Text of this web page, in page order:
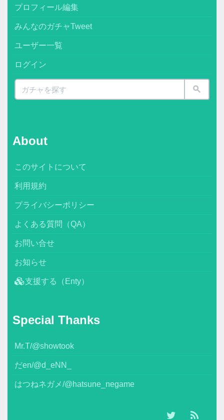
プロフィール編集
みんなのガチャTweet
ユーザー一覧
ログイン
About
このサイトについて
利用規約
プライバシーポリシー
よくある質問（QA）
お問い合せ
お知らせ
支援する（Enty）
Special Thanks
Mr.T/@showtook
だen/@d_eNN_
はつねネガメ/@hatsune_negame